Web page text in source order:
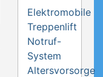
Elektromobile
Treppenlift
Notruf-
System
Altersvorsorge